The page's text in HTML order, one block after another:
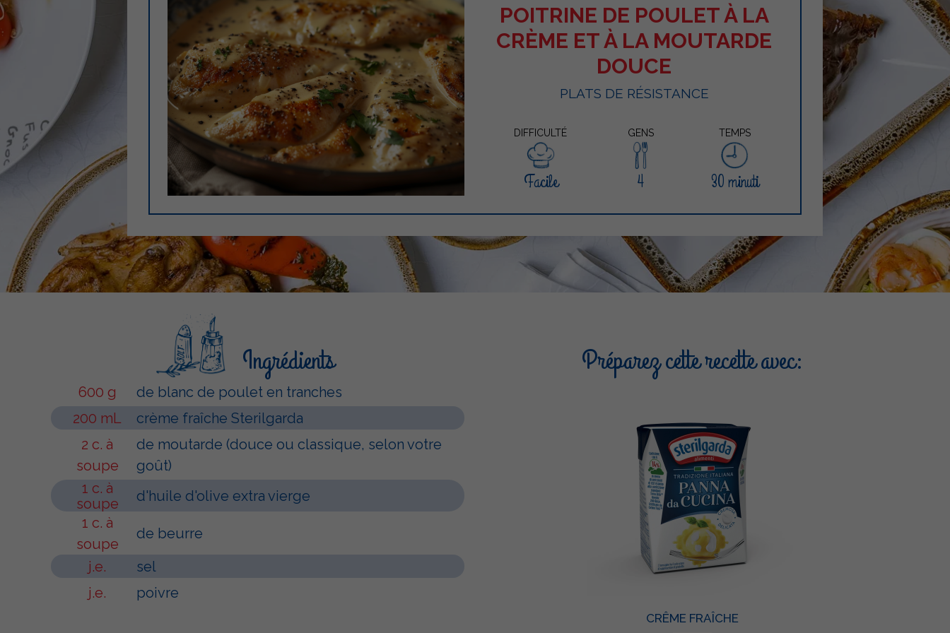
POITRINE DE POULET À LA
CRÈME ET À LA MOUTARDE
DOUCE
PLATS DE RÉSISTANCE
DIFFICULTÉ GENS TEMPS
Facile 4 30 minuti
Ingrédients
600 g
de blanc de poulet en tranches
200 mL
crème fraîche Sterilgarda
2 c. à
soupe
de moutarde (douce ou classique, selon votre
goût)
1 c. à
soupe
d'huile d'olive extra vierge
1 c. à
soupe
de beurre
j.e.
sel
j.e.
poivre
Préparez cette recette avec:
CRÊME FRAÎCHE